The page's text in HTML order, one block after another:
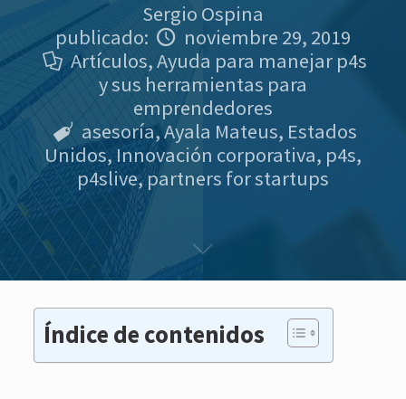
Sergio Ospina
publicado:
noviembre 29, 2019
Artículos,Ayuda para manejar p4s
y sus herramientas para
emprendedores
asesoría,Ayala Mateus, Estados
Unidos,Innovación corporativa, p4s,
p4slive,partners for startups
Índice de contenidos